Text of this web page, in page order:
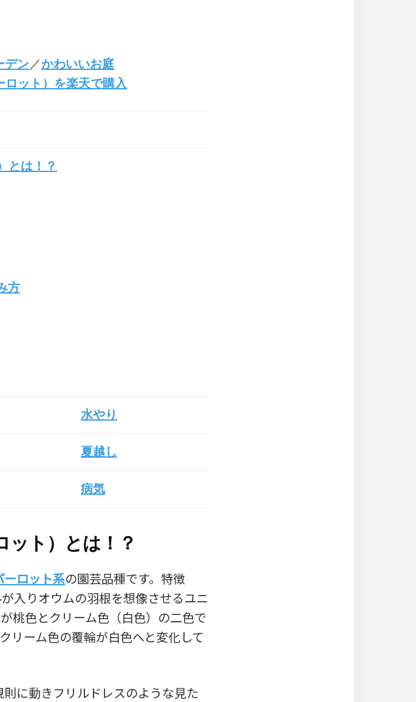
デン ／かわいいお庭
ロット）を楽天で購入
とは！？
方
水やり
夏越し
病気
ット）とは！？
ーロット系の園芸品種です。特徴
入りオウムの羽根を想像させるユニ
桃色とクリーム色（白色）の二色で
リーム色の覆輪が白色へと変化して
に動きフリルドレスのような見た